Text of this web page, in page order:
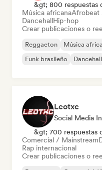
&gt; 800 respuestas
Música africanaAfrobeat
DancehallHip-hop
Crear publicaciones o
Reggaeton Música
Funk brasileño
Dancehall
Leotxc
Social Media
&gt; 700 respuestas
Comercial / Mainstream
Rap internacional
Crear publicaciones o